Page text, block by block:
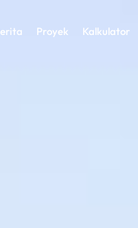
Proyek Kalkulator